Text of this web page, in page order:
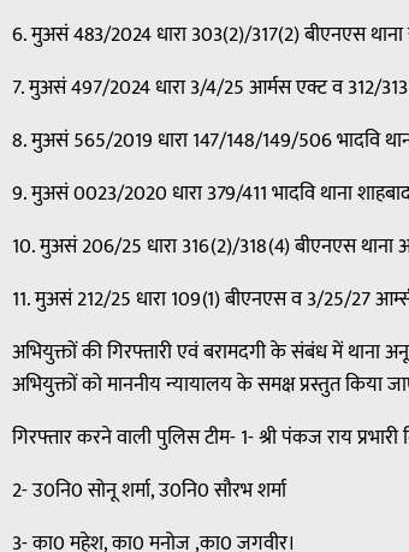
6. मुअसं 483/2024 धारा 303(2)/317(2) बीएनएस थाना
7. मुअसं 497/2024 धारा 3/4/25 आर्मस एक्ट व 312/313
8. मुअसं 565/2019 धारा 147/148/149/506 भादवि
9. मुअसं 0023/2020 धारा 379/411 भादवि थाना
10. मुअसं 206/25 धारा 316(2)/318(4) बीएनएस
11. मुअसं 212/25 धारा 109(1) बीएनएस व 3/25/27
अभियुक्तों की गिरफ्तारी एवं बरामदगी के संबंध में
अभियुक्तों को माननीय न्यायालय के समक्ष प्रस्तुत किया
गिरफ्तार करने वाली पुलिस टीम- 1- श्री पंकज राय प्रभारी
2- उ0नि0 सोनू शर्मा, उ0नि0 सौरभ शर्मा
3- का0 महेश, का0 मनोज ,का0 जगवीर।